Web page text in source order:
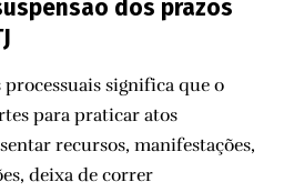
dos prazos
processuais significa que o
para praticar atos
recursos, manifestações,
deixa de correr